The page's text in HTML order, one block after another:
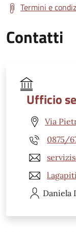
Termini e
Contatti
Ufficio
Via
0875/
Daniela